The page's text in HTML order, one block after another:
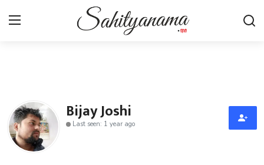
स्वतंत्रता सेनानी
साहित्य समाचार
Bijay Joshi
Last seen: 1 year ago